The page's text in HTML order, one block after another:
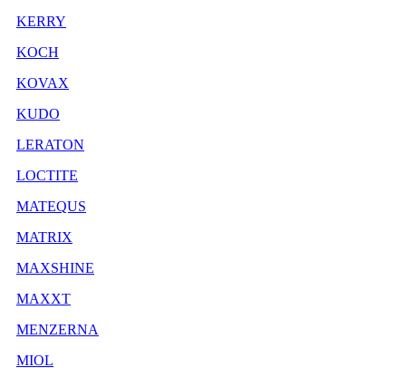
KERRY
KOCH
KOVAX
KUDO
LERATON
LOCTITE
MATEQUS
MATRIX
MAXSHINE
MAXXT
MENZERNA
MIOL